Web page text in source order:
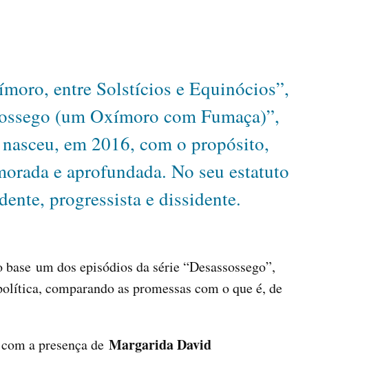
entre Solstícios e Equinócios”,
(um Oxímoro com Fumaça)”,
em 2016, com o propósito,
e aprofundada. No seu estatuto
progressista e dissidente.
base um dos episódios da série “Desassossego”,
comparando as promessas com o que é, de
a presença de Margarida David